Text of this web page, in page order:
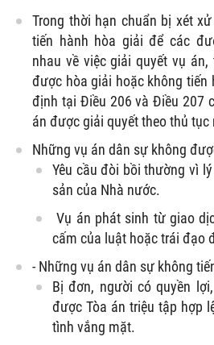
Trong thời hạn chuẩn bị xét
tiến hành hòa giải để các
nhau về việc giải quyết vụ
được hòa giải hoặc không tiến
định tại Điều 206 và Điều 207
án được giải quyết theo thủ tục
Những vụ án dân sự không
Yêu cầu đòi bồi thường vì
sản của Nhà nước.
Vụ án phát sinh từ giao
cấm của luật hoặc trái đạo
- Những vụ án dân sự không
Bị đơn, người có quyền
được Tòa án triệu tập hợp
tình vắng mặt.